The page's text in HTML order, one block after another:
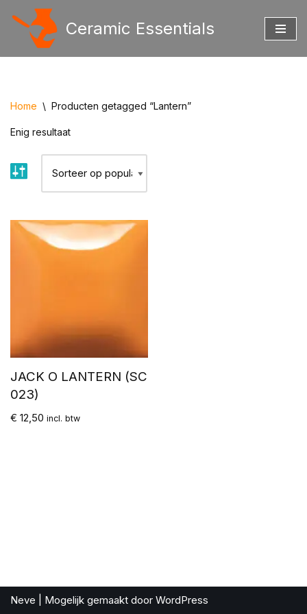
Ceramic Essentials
Home \ Producten getagged “Lantern”
Enig resultaat
JACK O LANTERN (SC
023)
€ 12,50 incl. btw
Neve | Mogelijk gemaakt door WordPress